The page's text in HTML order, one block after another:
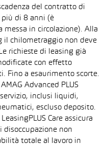
del contratto di
più di 8 anni (è
in circolazione). Alla
il chilometraggio non deve
richieste di leasing già
con effetto
Fino a esaurimento scorte.
Advanced PLUS
inclusi liquidi,
escluso deposito.
Care assicura
disoccupazione non
totale al lavoro in